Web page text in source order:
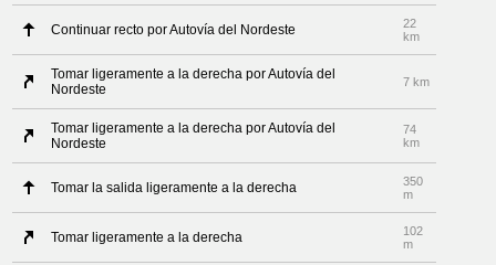
Continuar recto por Autovía del Nordeste
22
km
Tomar ligeramente a la derecha por Autovía del
Nordeste
7 km
Tomar ligeramente a la derecha por Autovía del
Nordeste
74
km
Tomar la salida ligeramente a la derecha
350
m
Tomar ligeramente a la derecha
102
m